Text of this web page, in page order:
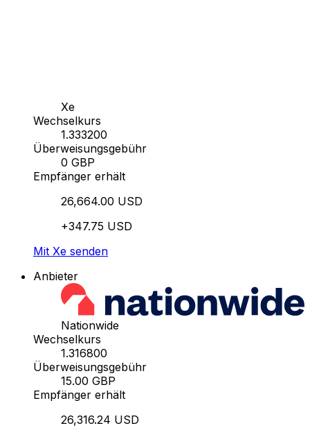
Xe
Wechselkurs
1.333200
Überweisungsgebühr
0 GBP
Empfänger erhält
26,664.00 USD
+347.75 USD
Mit Xe senden
Anbieter
Nationwide
Wechselkurs
1.316800
Überweisungsgebühr
15.00 GBP
Empfänger erhält
26,316.24 USD